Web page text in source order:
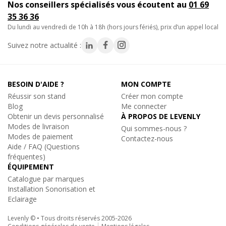
Caractéristiques essentielles du
projecteur versatile
LED extérieur offre une reproduction précise des couleurs et
une luminosité uniforme sur toute la surface éclairée. Son
contrôle flexible, compatible avec lesprotocoles DMX et RDM
permet de créer des séquences lumineuses personnalisées et
synchronisées avec précision.
Léger et compact, il est facile à installer sur divers supports et
surfaces, offrant une solution d'éclairage adaptable pour une
large gamme d'applications. Conçu pour résister aux éléments, il
répond à lanorme IP66
aux conditions météorologiques hostiles. Les connexions
facilitent l'intégration.
16€
Sur commande, disponible en quelques
Contest Architectural Lighting
IPBOX-P4, Boîtier de jonctions étanche IP68
Boîte étanche 4 voies projecteur Versatile
Sur commande, disponible en quelques
Nos conseillers spécialisés vous écoutent au 01 69
35 36 36
du lundi au vendredi de 10h à 18h (hors jours fériés), prix d’un appel local
Suivez notre actualité :
BESOIN D'AIDE ?
Réussir son stand
Blog
Obtenir un devis personnalisé
Modes de livraison
Modes de paiement
Aide / FAQ (Questions
fréquentes)
ÉQUIPEMENT
Catalogue par marques
Installation Sonorisation et
Eclairage
MON COMPTE
Créer mon compte
Me connecter
À PROPOS DE LEVENLY
Qui sommes-nous ?
Contactez-nous
Levenly © • Tous droits réservés 2005-2026